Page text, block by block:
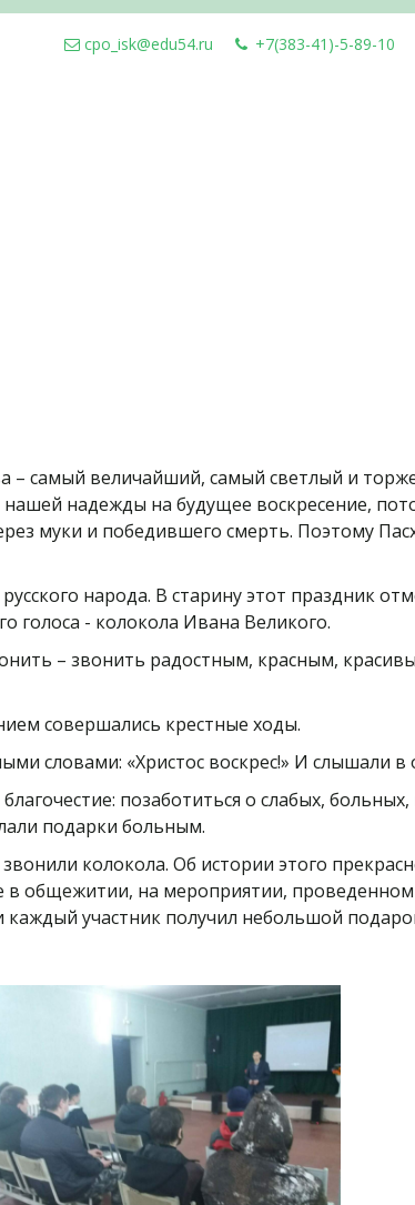
+7(383-41)-5-89-10
cpo_isk@edu54.ru
– самый величайший, самый светлый и
надежды на будущее воскресение,
муки и победившего смерть. Поэтому
народа. В старину этот праздник
голоса - колокола Ивана Великого.
– звонить радостным, красным,
совершались крестные ходы.
словами: «Христос воскрес!» И слышали в
позаботиться о слабых,
подарки больным.
колокола. Об истории этого
общежитии, на мероприятии, проведенном
участник получил небольшой